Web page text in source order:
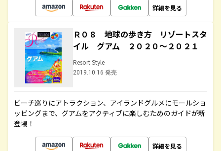
詳細を見る
Ｒ０８ 地球の歩き方 リゾートスタ
イル グアム ２０２０～２０２１
Resort Style
2019.10.16 発売
ビーチ巡りにアトラクション、アイランドグルメにモールショ
ッピングまで、グアムをアクティブに楽しむためのガイドが新
登場！
詳細を見る